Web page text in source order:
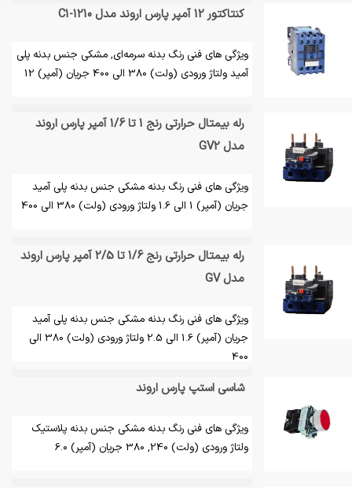
کنتاکتور 12 آمپر پارس اروند مدل C1-1210
ویژگی های فنی رنگ بدنه سرمه‌ای, مشکی جنس بدنه پلی
آمید ولتاژ ورودی (ولت) 380 الی 400 جریان (آمپر) 12
رله بیمتال حرارتی رنج 1 تا 1/6 آمپر پارس اروند
مدل GV2
ویژگی های فنی رنگ بدنه مشکی جنس بدنه پلی آمید
جریان (آمپر) 1 الی 1.6 ولتاژ ورودی (ولت) 380 الی 400
رله بیمتال حرارتی رنج 1/6 تا 2/5 آمپر پارس اروند
مدل GV
ویژگی های فنی رنگ بدنه مشکی جنس بدنه پلی آمید
جریان (آمپر) 1.6 الی 2.5 ولتاژ ورودی (ولت) 380 الی
400
شاسی استپ پارس اروند
ویژگی های فنی رنگ بدنه مشکی جنس بدنه پلاستیک
ولتاژ ورودی (ولت) 240, 380 جریان (آمپر) 6.0